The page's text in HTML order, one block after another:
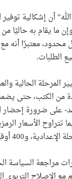
أن إشكالية
ما يقام به
معتبرًا أنه مع
الطلبات.
المرحلة الحالية
من الكتب، حتى
على ضرورة إحضار
مراجعة السياسة